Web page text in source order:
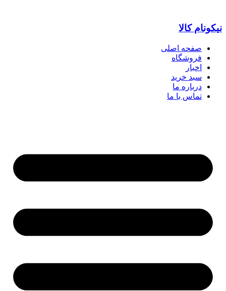
نیکونام کالا
صفحه اصلی
فروشگاه
اخبار
سبد خرید
درباره ما
تماس با ما